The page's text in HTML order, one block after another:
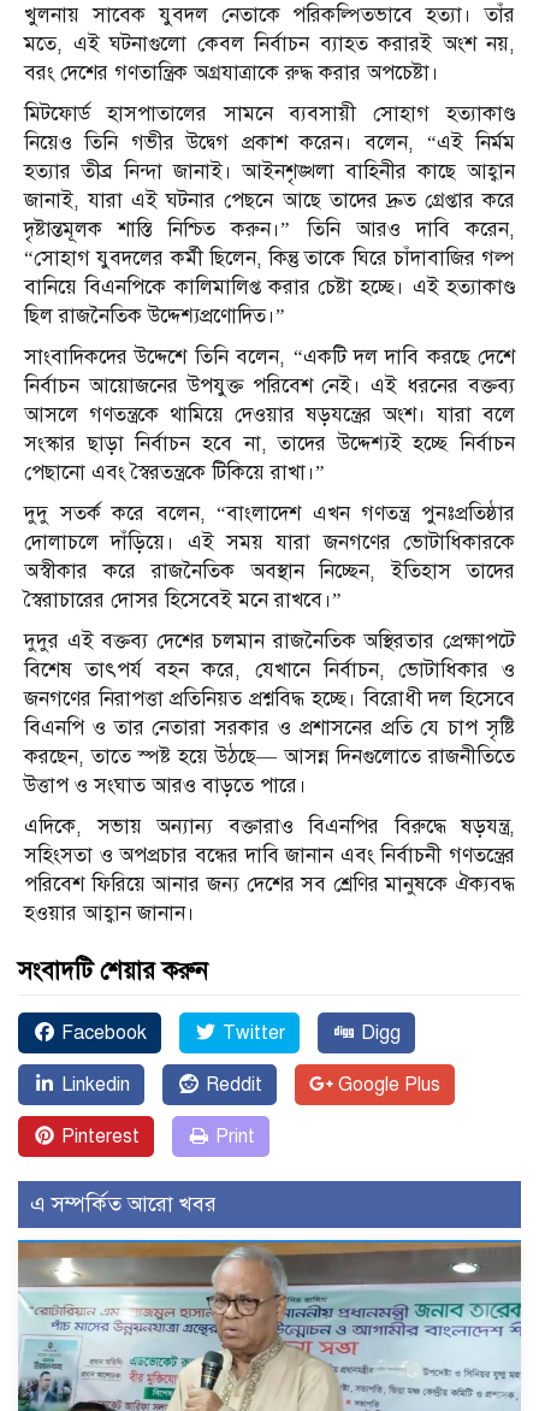
খুলনায় সাবেক যুবদল নেতাকে পরিকল্পিতভাবে হত্যা। তাঁর
মতে, এই ঘটনাগুলো কেবল নির্বাচন ব্যাহত করারই অংশ নয়,
বরং দেশের গণতান্ত্রিক অগ্রযাত্রাকে রুদ্ধ করার অপচেষ্টা।
মিটফোর্ড হাসপাতালের সামনে ব্যবসায়ী সোহাগ হত্যাকাণ্ড
নিয়েও তিনি গভীর উদ্বেগ প্রকাশ করেন। বলেন, “এই নির্মম
হত্যার তীব্র নিন্দা জানাই। আইনশৃঙ্খলা বাহিনীর কাছে আহ্বান
জানাই, যারা এই ঘটনার পেছনে আছে তাদের দ্রুত গ্রেপ্তার করে
দৃষ্টান্তমূলক শাস্তি নিশ্চিত করুন।” তিনি আরও দাবি করেন,
“সোহাগ যুবদলের কর্মী ছিলেন, কিন্তু তাকে ঘিরে চাঁদাবাজির গল্প
বানিয়ে বিএনপিকে কালিমালিপ্ত করার চেষ্টা হচ্ছে। এই হত্যাকাণ্ড
ছিল রাজনৈতিক উদ্দেশ্যপ্রণোদিত।”
সাংবাদিকদের উদ্দেশে তিনি বলেন, “একটি দল দাবি করছে দেশে
নির্বাচন আয়োজনের উপযুক্ত পরিবেশ নেই। এই ধরনের বক্তব্য
আসলে গণতন্ত্রকে থামিয়ে দেওয়ার ষড়যন্ত্রের অংশ। যারা বলে
সংস্কার ছাড়া নির্বাচন হবে না, তাদের উদ্দেশ্যই হচ্ছে নির্বাচন
পেছানো এবং স্বৈরতন্ত্রকে টিকিয়ে রাখা।”
দুদু সতর্ক করে বলেন, “বাংলাদেশ এখন গণতন্ত্র পুনঃপ্রতিষ্ঠার
দোলাচলে দাঁড়িয়ে। এই সময় যারা জনগণের ভোটাধিকারকে
অস্বীকার করে রাজনৈতিক অবস্থান নিচ্ছেন, ইতিহাস তাদের
স্বৈরাচারের দোসর হিসেবেই মনে রাখবে।”
দুদুর এই বক্তব্য দেশের চলমান রাজনৈতিক অস্থিরতার প্রেক্ষাপটে
বিশেষ তাৎপর্য বহন করে, যেখানে নির্বাচন, ভোটাধিকার ও
জনগণের নিরাপত্তা প্রতিনিয়ত প্রশ্নবিদ্ধ হচ্ছে। বিরোধী দল হিসেবে
বিএনপি ও তার নেতারা সরকার ও প্রশাসনের প্রতি যে চাপ সৃষ্টি
করছেন, তাতে স্পষ্ট হয়ে উঠছে— আসন্ন দিনগুলোতে রাজনীতিতে
উত্তাপ ও সংঘাত আরও বাড়তে পারে।
এদিকে, সভায় অন্যান্য বক্তারাও বিএনপির বিরুদ্ধে ষড়যন্ত্র,
সহিংসতা ও অপপ্রচার বন্ধের দাবি জানান এবং নির্বাচনী গণতন্ত্রের
পরিবেশ ফিরিয়ে আনার জন্য দেশের সব শ্রেণির মানুষকে ঐক্যবদ্ধ
হওয়ার আহ্বান জানান।
সংবাদটি শেয়ার করুন
Facebook Twitter Digg
Linkedin Reddit Google Plus
Pinterest Print
এ সম্পর্কিত আরো খবর